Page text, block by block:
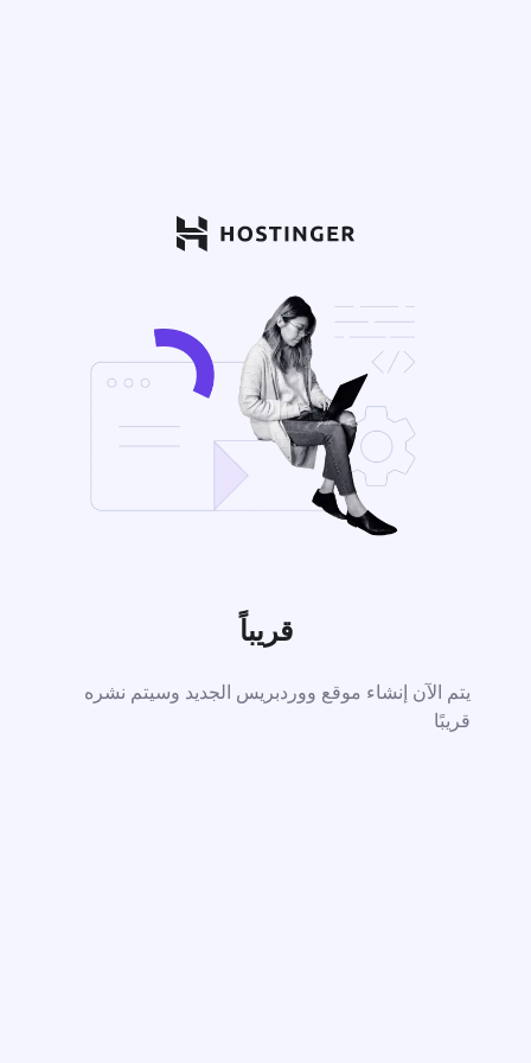
قريباً
يتم الآن إنشاء موقع ووردبريس الجديد وسيتم نشره
قريبًا